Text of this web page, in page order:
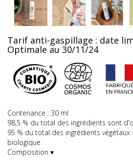
Tarif anti-gaspillage : date
Optimale au 30/11/24
Contenance : 30 ml
98,5 % du total des ingrédients sont
95 % du total des ingrédients
biologique
Composition ▾